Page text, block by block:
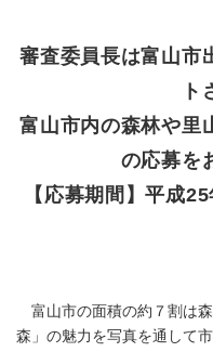
審査委員長は富山市
ト
富山市内の森林や里
の応募を
【応募期間】平成
富山市の面積の約７割は
森」の魅力を写真を通して